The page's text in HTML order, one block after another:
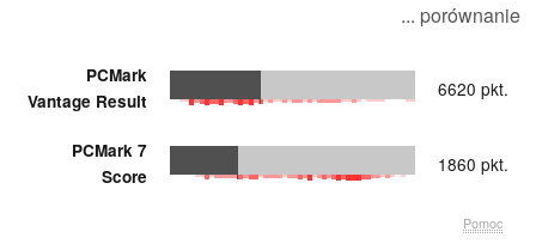
... porównanie
PCMark
Vantage Result
6620 pkt.
PCMark 7
Score
1860 pkt.
Pomoc